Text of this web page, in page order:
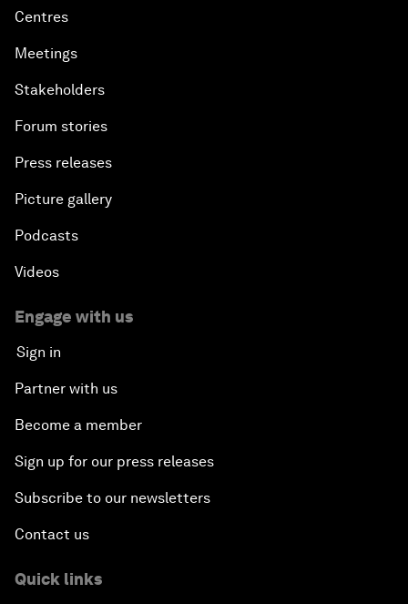
Centres
Meetings
Stakeholders
Forum stories
Press releases
Picture gallery
Podcasts
Videos
Engage with us
Sign in
Partner with us
Become a member
Sign up for our press releases
Subscribe to our newsletters
Contact us
Quick links